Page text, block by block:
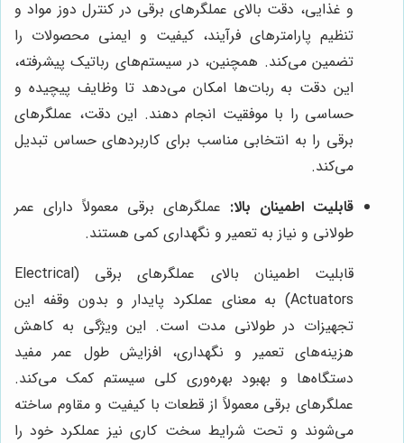
و غذایی، دقت بالای عملگرهای برقی در کنترل دوز مواد و
تنظیم پارامترهای فرآیند، کیفیت و ایمنی محصولات را
تضمین می‌کند. همچنین، در سیستم‌های رباتیک پیشرفته،
این دقت به ربات‌ها امکان می‌دهد تا وظایف پیچیده و
حساسی را با موفقیت انجام دهند. این دقت، عملگرهای
برقی را به انتخابی مناسب برای کاربردهای حساس تبدیل
می‌کند.
قابلیت اطمینان بالا: عملگرهای برقی معمولاً دارای عمر
طولانی و نیاز به تعمیر و نگهداری کمی هستند.
قابلیت اطمینان بالای عملگرهای برقی (Electrical
Actuators) به معنای عملکرد پایدار و بدون وقفه این
تجهیزات در طولانی مدت است. این ویژگی به کاهش
هزینه‌های تعمیر و نگهداری، افزایش طول عمر مفید
دستگاه‌ها و بهبود بهره‌وری کلی سیستم کمک می‌کند.
عملگرهای برقی معمولاً از قطعات با کیفیت و مقاوم ساخته
می‌شوند و تحت شرایط سخت کاری نیز عملکرد خود را